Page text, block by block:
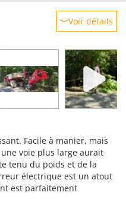
Voir détails
Facile à manier, mais
voie plus large aurait
tenu du poids et de la
électrique est un atout
est parfaitement